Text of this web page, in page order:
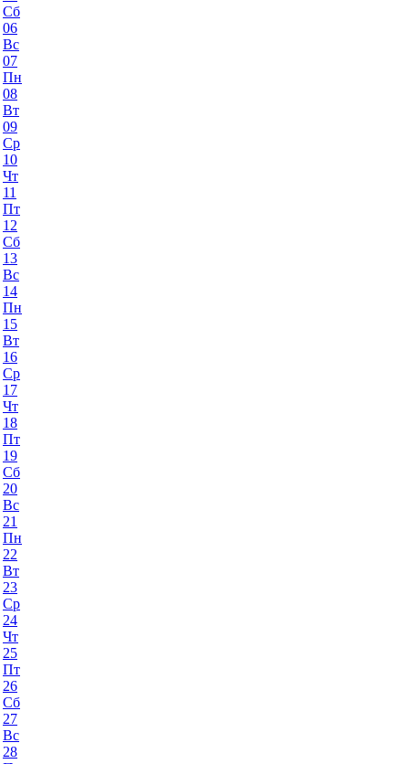
Сб
06
Вс
07
Пн
08
Вт
09
Ср
10
Чт
11
Пт
12
Сб
13
Вс
14
Пн
15
Вт
16
Ср
17
Чт
18
Пт
19
Сб
20
Вс
21
Пн
22
Вт
23
Ср
24
Чт
25
Пт
26
Сб
27
Вс
28